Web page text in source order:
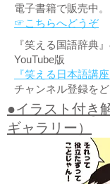
電子書籍で販売中。
☞こちらへどうぞ
『笑える国語辞典
YouTube版
『笑える日本語講座
チャンネル登録をど
●イラスト付き
ギャラリー）